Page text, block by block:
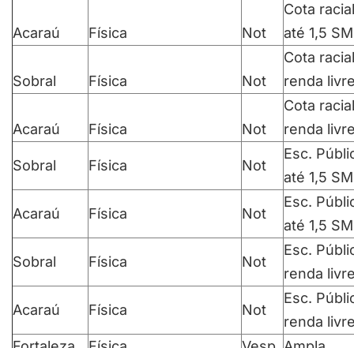
Acaraú Física Not
Cota racial
até 1,5 SM
Sobral Física Not
Cota racial
renda
Acaraú Física Not
Cota racial
renda
Sobral Física Not
Esc.
até 1,5 SM
Acaraú Física Not
Esc.
até 1,5 SM
Sobral Física Not
Esc.
renda
Acaraú Física Not
Esc.
renda